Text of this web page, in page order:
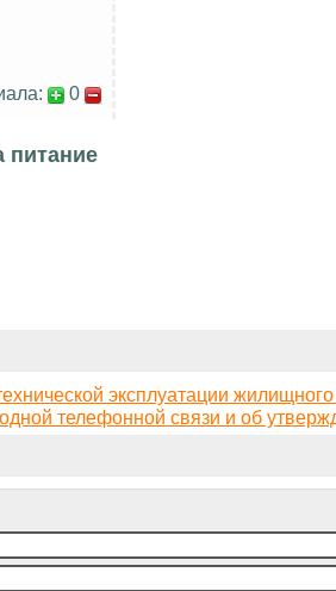
0
питание
эксплуатации
телефонной связи и об